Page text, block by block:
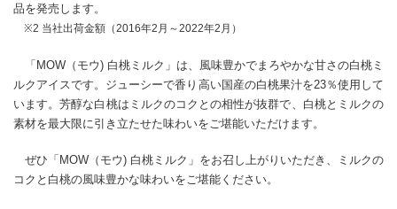
品を発売します。
※2 当社出荷金額（2016年2月～2022年2月）
「MOW（モウ) 白桃ミルク」は、風味豊かでまろやかな甘さの白桃ミ
ルクアイスです。ジューシーで香り高い国産の白桃果汁を23％使用して
います。芳醇な白桃はミルクのコクとの相性が抜群で、白桃とミルクの
素材を最大限に引き立たせた味わいをご堪能いただけます。
ぜひ「MOW（モウ) 白桃ミルク」をお召し上がりいただき、ミルクの
コクと白桃の風味豊かな味わいをご堪能ください。